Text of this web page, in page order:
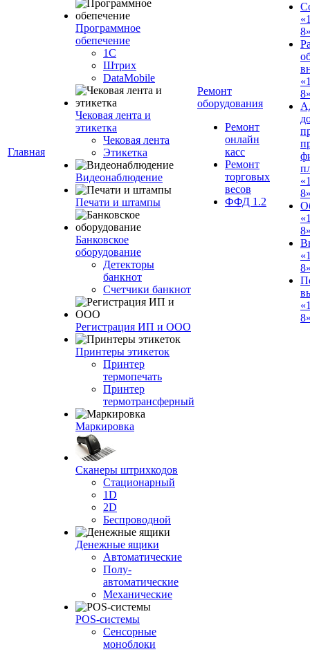
Главная
Программное
обепечение
1С
Штрих
DataMobile
Чековая лента и
этикетка
Чековая лента
Этикетка
Видеонаблюдение
Печати и штампы
Банковское
оборудование
Детекторы
банкнот
Счетчики банкнот
Регистрация ИП и ООО
Принтеры этикеток
Принтер
термопечать
Принтер
термотрансферный
Маркировка
Сканеры штрихкодов
Стационарный
1D
2D
Беспроводной
Денежные ящики
Автоматические
Полу-
автоматические
Механические
POS-системы
Сенсорные
моноблоки
Ремонт
оборудования
Ремонт
онлайн
касс
Ремонт
торговых
весов
ФФД 1.2